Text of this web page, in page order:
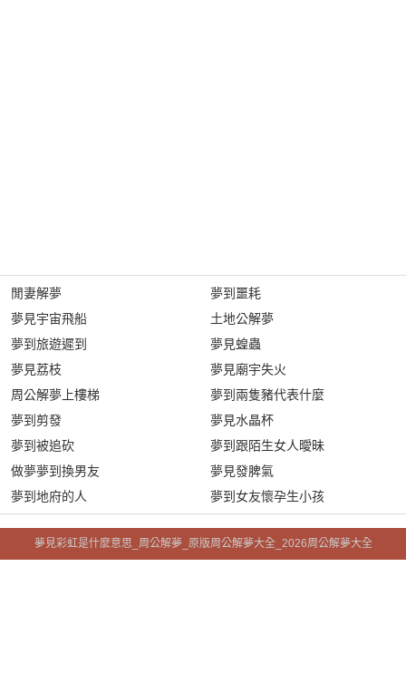
閒妻解夢
夢見宇宙飛船
夢到旅遊遲到
夢見荔枝
周公解夢上樓梯
夢到剪發
夢到被追砍
做夢夢到換男友
夢到地府的人
夢到噩耗
土地公解夢
夢見蝗蟲
夢見廟宇失火
夢到兩隻豬代表什麼
夢見水晶杯
夢到跟陌生女人曖昧
夢見發脾氣
夢到女友懷孕生小孩
夢見彩虹是什麼意思_周公解夢_原版周公解夢大全_2026周公解夢大全